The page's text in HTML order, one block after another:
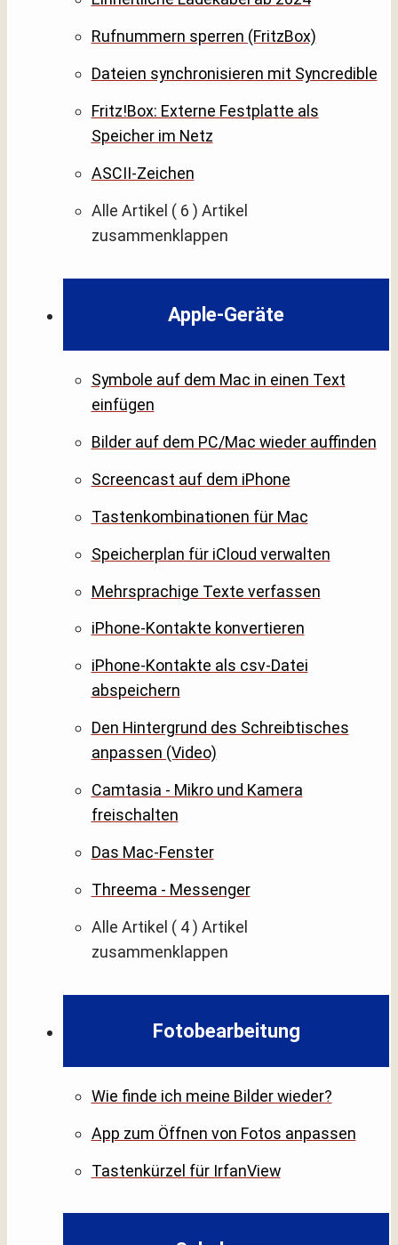
Rufnummern sperren (FritzBox)
Dateien synchronisieren mit Syncredible
Fritz!Box: Externe Festplatte als
Speicher im Netz
ASCII-Zeichen
Alle Artikel ( 6 ) Artikel
zusammenklappen
Apple-Geräte
Symbole auf dem Mac in einen Text
einfügen
Bilder auf dem PC/Mac wieder auffinden
Screencast auf dem iPhone
Tastenkombinationen für Mac
Speicherplan für iCloud verwalten
Mehrsprachige Texte verfassen
iPhone-Kontakte konvertieren
iPhone-Kontakte als csv-Datei
abspeichern
Den Hintergrund des Schreibtisches
anpassen (Video)
Camtasia - Mikro und Kamera
freischalten
Das Mac-Fenster
Threema - Messenger
Alle Artikel ( 4 ) Artikel
zusammenklappen
Fotobearbeitung
Wie finde ich meine Bilder wieder?
App zum Öffnen von Fotos anpassen
Tastenkürzel für IrfanView